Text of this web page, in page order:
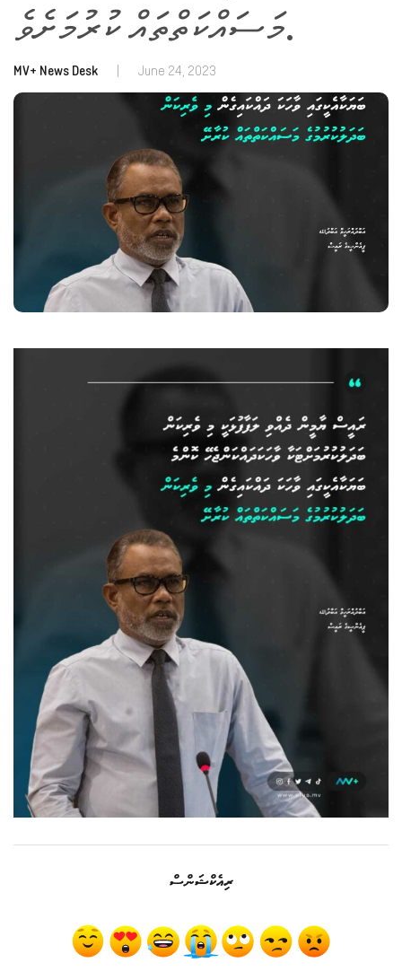
މަސައްކަތްތައް ކުރުމަށެވެ.
MV+ News Desk June 24, 2023
ރިއެކްޝަންސް